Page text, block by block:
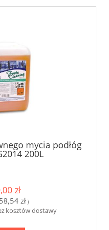
mycia podłóg
200L
zł
zł )
kosztów dostawy